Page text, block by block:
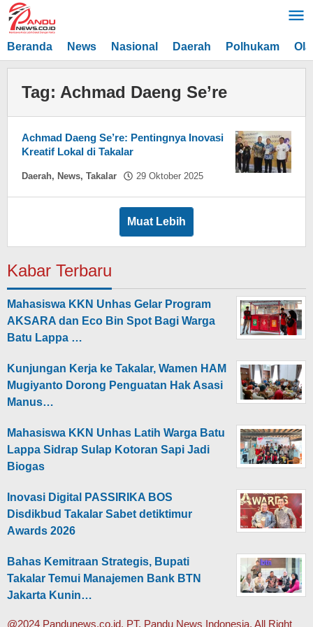
Lewati
ke
konten
Beranda News Nasional Daerah Polhukam
Tag: Achmad Daeng Se’re
Achmad Daeng Se’re: Pentingnya Inovasi
Kreatif Lokal di Takalar
Daerah, News, Takalar 29 Oktober 2025
Muat Lebih
Kabar Terbaru
Mahasiswa KKN Unhas Gelar Program
AKSARA dan Eco Bin Spot Bagi Warga
Batu Lappa …
Kunjungan Kerja ke Takalar, Wamen HAM
Mugiyanto Dorong Penguatan Hak Asasi
Manus…
Mahasiswa KKN Unhas Latih Warga Batu
Lappa Sidrap Sulap Kotoran Sapi Jadi
Biogas
Inovasi Digital PASSIRIKA BOS
Disdikbud Takalar Sabet detiktimur
Awards 2026
Bahas Kemitraan Strategis, Bupati
Takalar Temui Manajemen Bank BTN
Jakarta Kunin…
@2024 Pandunews.co.id, PT. Pandu News Indonesia. All Right